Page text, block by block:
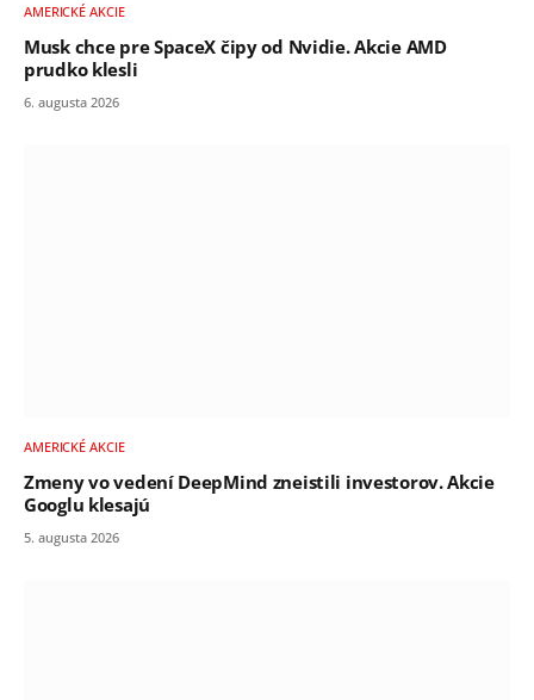
AMERICKÉ AKCIE
Musk chce pre SpaceX čipy od Nvidie. Akcie AMD
prudko klesli
6. augusta 2026
AMERICKÉ AKCIE
Zmeny vo vedení DeepMind zneistili investorov. Akcie
Googlu klesajú
5. augusta 2026